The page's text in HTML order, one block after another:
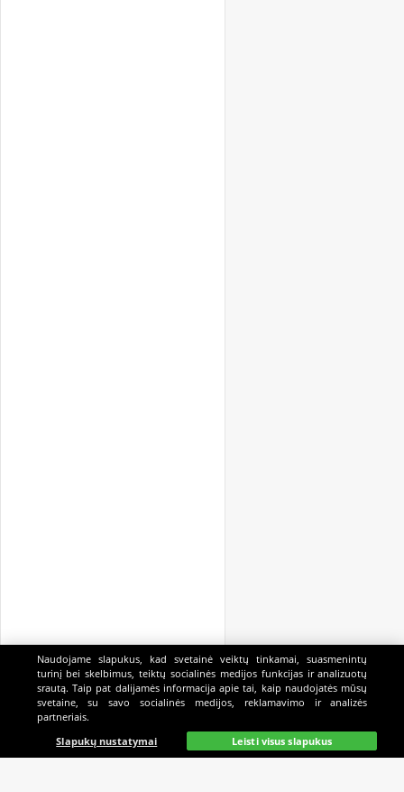
Pagrindinis Gyvai Paieška Mano Kazino
Naudojame slapukus, kad svetainė veiktų tinkamai, suasmenintų
turinį bei skelbimus, teiktų socialinės medijos funkcijas ir analizuotų
srautą. Taip pat dalijamės informacija apie tai, kaip naudojatės mūsų
svetaine, su savo socialinės medijos, reklamavimo ir analizės
partneriais.
Slapukų nustatymai
Leisti visus slapukus